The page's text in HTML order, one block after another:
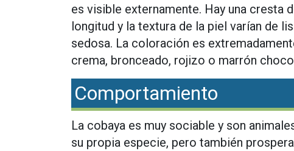
es visible externamente. Hay una cresta
longitud y la textura de la piel varían de
sedosa. La coloración es
crema, bronceado, rojizo o marrón
Comportamiento
La cobaya es muy sociable y son
su propia especie, pero también